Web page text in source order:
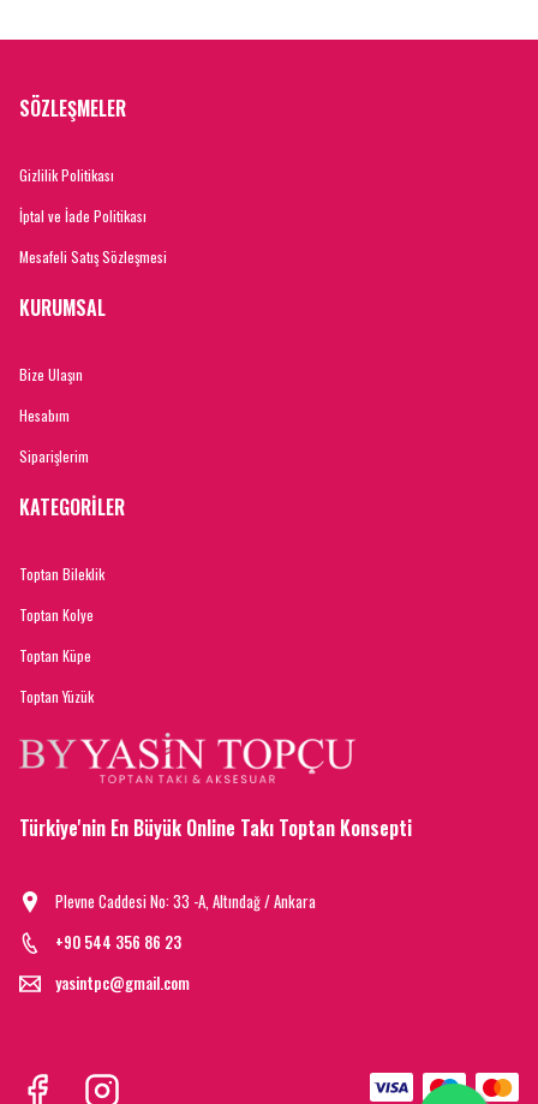
SÖZLEŞMELER
Gizlilik Politikası
İptal ve İade Politikası
Mesafeli Satış Sözleşmesi
KURUMSAL
Bize Ulaşın
Hesabım
Siparişlerim
KATEGORİLER
Toptan Bileklik
Toptan Kolye
Toptan Küpe
Toptan Yüzük
Türkiye'nin En Büyük Online Takı Toptan Konsepti
Plevne Caddesi No: 33 -A, Altındağ / Ankara
+90 544 356 86 23
yasintpc@gmail.com